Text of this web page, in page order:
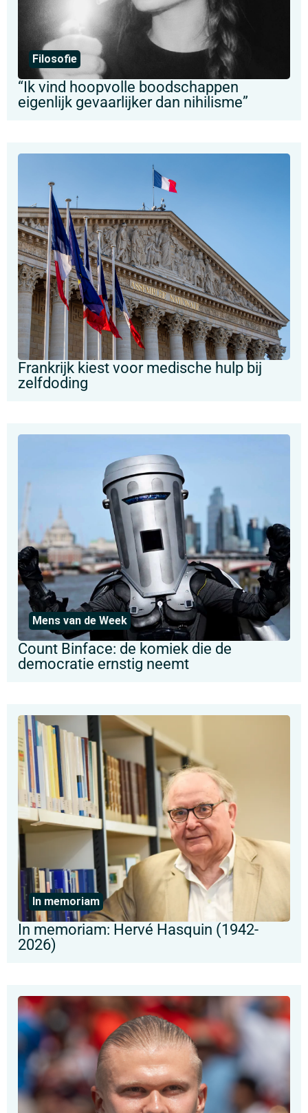
Filosofie
“Ik vind hoopvolle boodschappen
eigenlijk gevaarlijker dan nihilisme”
Frankrijk kiest voor medische hulp bij
zelfdoding
Mens van de Week
Count Binface: de komiek die de
democratie ernstig neemt
In memoriam
In memoriam: Hervé Hasquin (1942-
2026)